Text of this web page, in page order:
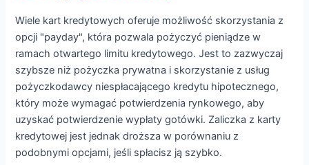
Wiele kart kredytowych oferuje możliwość skorzystania z
opcji "payday", która pozwala pożyczyć pieniądze w
ramach otwartego limitu kredytowego. Jest to zazwyczaj
szybsze niż pożyczka prywatna i skorzystanie z usług
pożyczkodawcy niespłacającego kredytu hipotecznego,
który może wymagać potwierdzenia rynkowego, aby
uzyskać potwierdzenie wypłaty gotówki. Zaliczka z karty
kredytowej jest jednak droższa w porównaniu z
podobnymi opcjami, jeśli spłacisz ją szybko.